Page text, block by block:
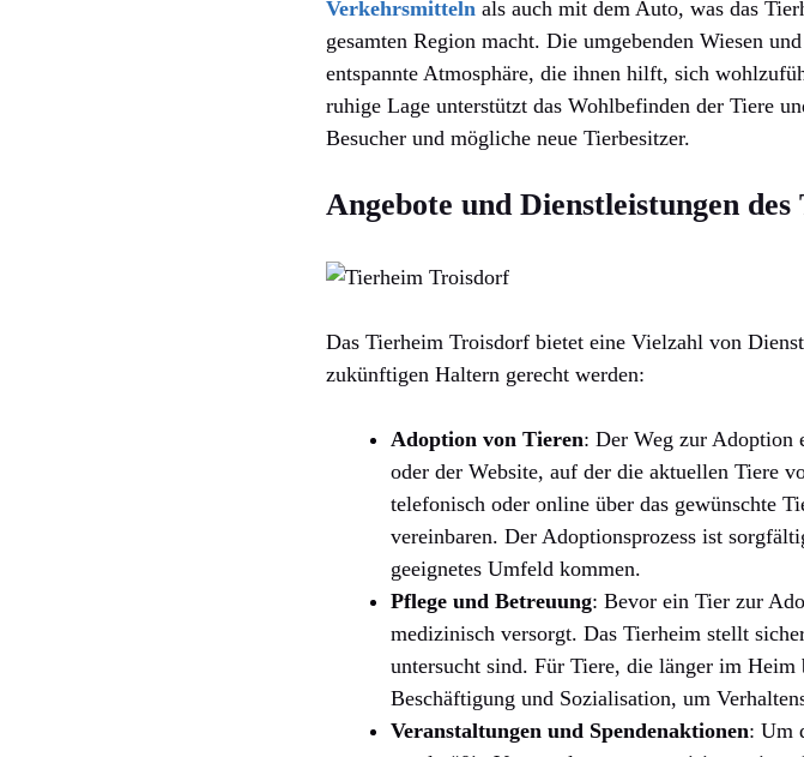
Verkehrsmitteln als auch mit dem Auto, was das
gesamten Region macht. Die umgebenden Wiesen
entspannte Atmosphäre, die ihnen hilft, sich
ruhige Lage unterstützt das Wohlbefinden der Tiere
Besucher und mögliche neue Tierbesitzer.
Angebote und Dienstleistungen
Das Tierheim Troisdorf bietet eine Vielzahl von
zukünftigen Haltern gerecht werden:
Adoption von Tieren: Der Weg zur Adoption
oder der Website, auf der die aktuellen Tiere
telefonisch oder online über das gewünschte
vereinbaren. Der Adoptionsprozess ist
geeignetes Umfeld kommen.
Pflege und Betreuung: Bevor ein Tier zur
medizinisch versorgt. Das Tierheim stellt
untersucht sind. Für Tiere, die länger im
Beschäftigung und Sozialisation, um
Veranstaltungen und Spendenaktionen: Um